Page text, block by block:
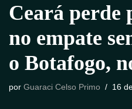
Ceará perde
no empate
o Botafogo,
por Guaraci Celso Primo 16